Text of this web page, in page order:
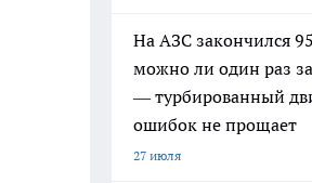
На АЗС закончился
можно ли один раз
— турбированный
ошибок не прощает
27 июля